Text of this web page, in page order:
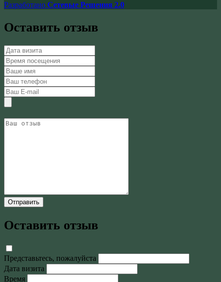
Разработано Сетевые Решения 2.0
Оставить отзыв
Отправить
Оставить отзыв
Представьтесь, пожалуйста
Дата визита
Время